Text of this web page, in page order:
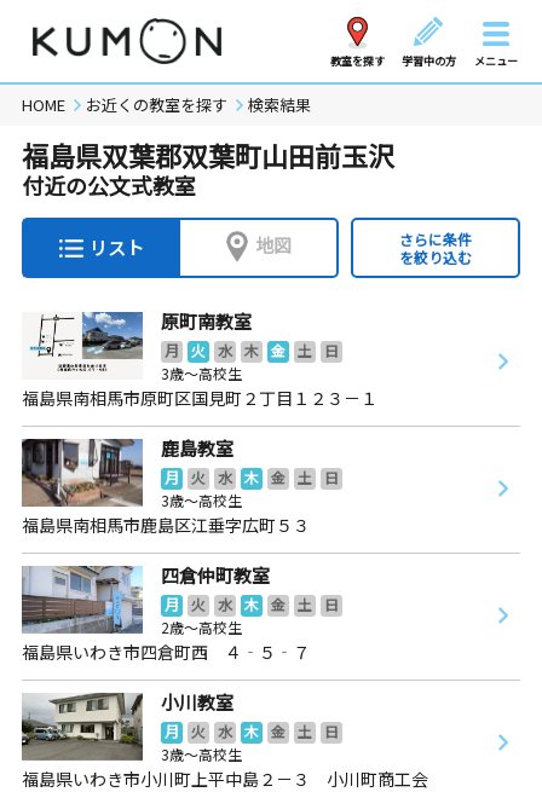
教室を探す 学習中の方 メニュー
HOME お近くの教室を探す 検索結果
福島県双葉郡双葉町山田前玉沢
付近の公文式教室
リスト 地図
さらに条件
を絞り込む
原町南教室
月 火 水 木 金 土
日
3歳～高校生
福島県南相馬市原町区国見町２丁目１２３－１
鹿島教室
月 火 水 木 金 土
日
3歳～高校生
福島県南相馬市鹿島区江垂字広町５３
四倉仲町教室
月 火 水 木 金 土
日
2歳～高校生
福島県いわき市四倉町西 ４‐５‐７
小川教室
月 火 水 木 金 土
日
3歳～高校生
福島県いわき市小川町上平中島２－３ 小川町商工会